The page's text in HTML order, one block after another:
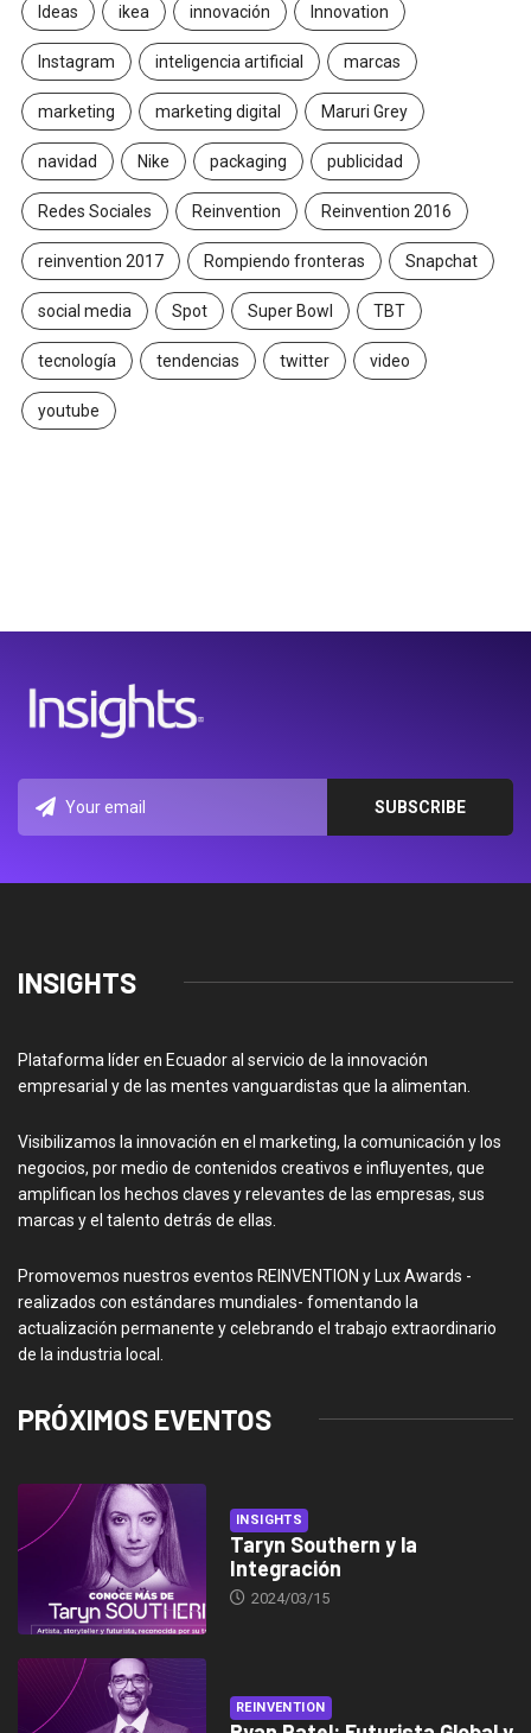
Ideas ikea innovación Innovation
Instagram inteligencia artificial marcas
marketing marketing digital Maruri Grey
navidad Nike packaging publicidad
Redes Sociales Reinvention Reinvention 2016
reinvention 2017 Rompiendo fronteras Snapchat
social media Spot Super Bowl TBT
tecnología tendencias twitter video
youtube
INSIGHTS
Plataforma líder en Ecuador al servicio de la innovación
empresarial y de las mentes vanguardistas que la alimentan.
Visibilizamos la innovación en el marketing, la comunicación y los
negocios, por medio de contenidos creativos e influyentes, que
amplifican los hechos claves y relevantes de las empresas, sus
marcas y el talento detrás de ellas.
Promovemos nuestros eventos REINVENTION y Lux Awards -
realizados con estándares mundiales- fomentando la
actualización permanente y celebrando el trabajo extraordinario
de la industria local.
PRÓXIMOS EVENTOS
INSIGHTS
Taryn Southern y la
Integración
2024/03/15
REINVENTION